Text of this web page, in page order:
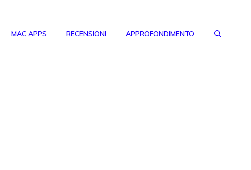
MAC APPS RECENSIONI APPROFONDIMENTO